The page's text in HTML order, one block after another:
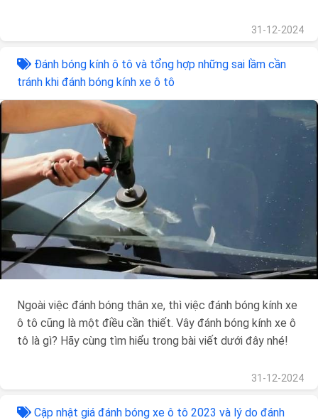
31-12-2024
Đánh bóng kính ô tô và tổng hợp những sai lầm cần
tránh khi đánh bóng kính xe ô tô
Ngoài việc đánh bóng thân xe, thì việc đánh bóng kính xe
ô tô cũng là một điều cần thiết. Vây đánh bóng kính xe ô
tô là gì? Hãy cùng tìm hiểu trong bài viết dưới đây nhé!
31-12-2024
Cập nhật giá đánh bóng xe ô tô 2023 và lý do đánh